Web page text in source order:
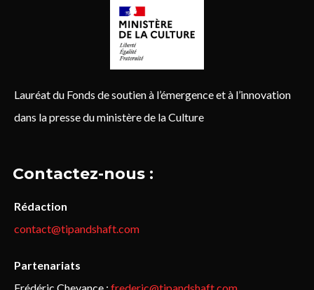
Lauréat du Fonds de soutien à l’émergence et à l’innovation
dans la presse du ministère de la Culture
Contactez-nous :
Rédaction
contact@tipandshaft.com
Partenariats